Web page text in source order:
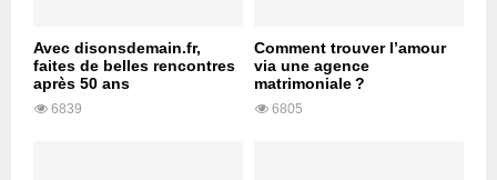
Avec disonsdemain.fr,
faites de belles rencontres
après 50 ans
6839
Comment trouver l’amour
via une agence
matrimoniale ?
6805